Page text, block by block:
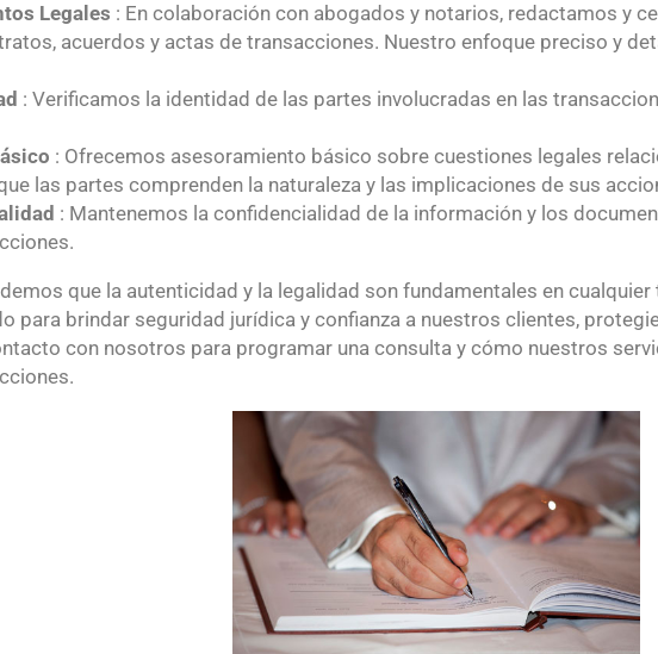
Legales : En colaboración con abogados y notarios, redactamos y
acuerdos y actas de transacciones. Nuestro enfoque preciso y
: Verificamos la identidad de las partes involucradas en las
: Ofrecemos asesoramiento básico sobre cuestiones legales
las partes comprenden la naturaleza y las implicaciones de sus
: Mantenemos la confidencialidad de la información y los
que la autenticidad y la legalidad son fundamentales en
para brindar seguridad jurídica y confianza a nuestros clientes,
con nosotros para programar una consulta y cómo nuestros